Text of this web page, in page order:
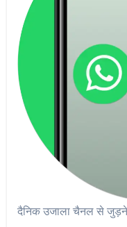
दैनिक उजाला चैनल से